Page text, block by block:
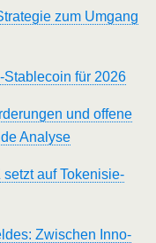
zum Umgang
für 2026
und offe­ne
Analyse
setzt auf Toke­ni­sie­
Zwi­schen Inno­